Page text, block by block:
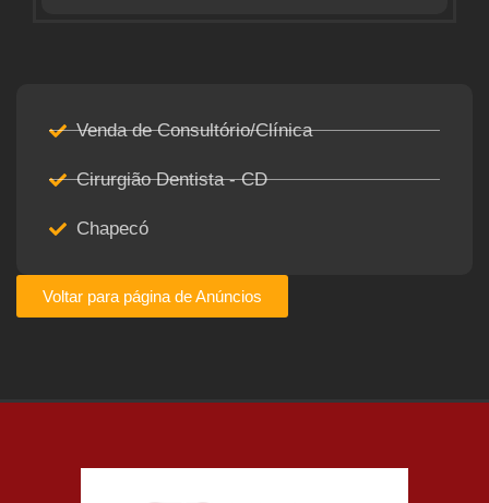
Venda de Consultório/Clínica
Cirurgião Dentista - CD
Chapecó
Voltar para página de Anúncios